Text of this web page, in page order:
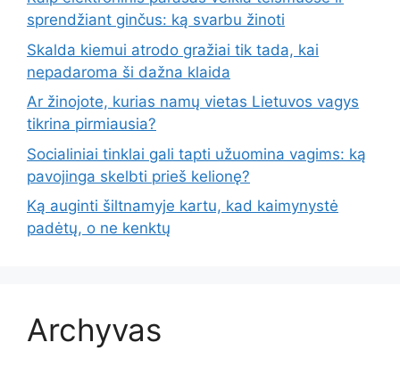
sprendžiant ginčus: ką svarbu žinoti
Skalda kiemui atrodo gražiai tik tada, kai
nepadaroma ši dažna klaida
Ar žinojote, kurias namų vietas Lietuvos vagys
tikrina pirmiausia?
Socialiniai tinklai gali tapti užuomina vagims: ką
pavojinga skelbti prieš kelionę?
Ką auginti šiltnamyje kartu, kad kaimynystė
padėtų, o ne kenktų
Archyvas